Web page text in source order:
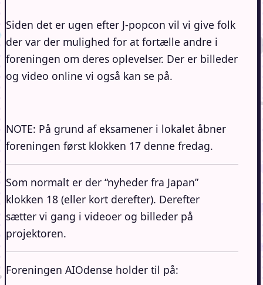
Siden det er ugen efter J-popcon vil vi give folk
der var der mulighed for at fortælle andre i
foreningen om deres oplevelser. Der er billeder
og video online vi også kan se på.
NOTE: På grund af eksamener i lokalet åbner
foreningen først klokken 17 denne fredag.
Som normalt er der “nyheder fra Japan”
klokken 18 (eller kort derefter). Derefter
sætter vi gang i videoer og billeder på
projektoren.
Foreningen AIOdense holder til på: